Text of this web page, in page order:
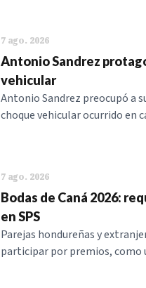
7 ago. 2026
Antonio Sandrez
vehicular
Antonio Sandrez preocupó a
choque vehicular ocurrido en
7 ago. 2026
Bodas de Caná 2026:
en SPS
Parejas hondureñas y
participar por premios, como